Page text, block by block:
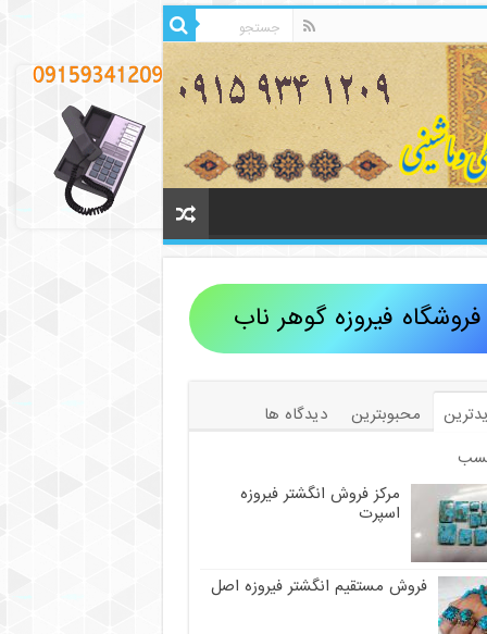
فروشگاه فیروزه گوهر ناب
محبوبترین
دیدگاه ها
مرکز فروش انگشتر فیروزه
اسپرت
فروش مستقیم انگشتر فیروزه اصل